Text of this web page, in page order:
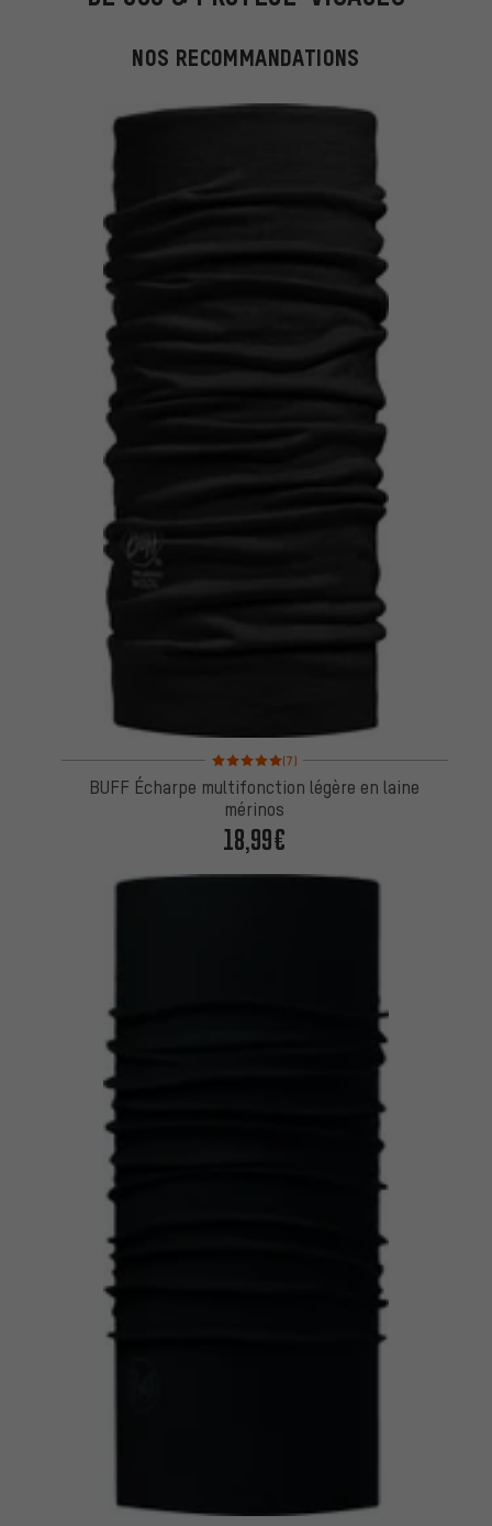
NOS RECOMMANDATIONS
Note moyenne : 5 sur 5 d'après 7 avis
(7)
BUFF Écharpe multifonction légère en laine
mérinos
18,99€